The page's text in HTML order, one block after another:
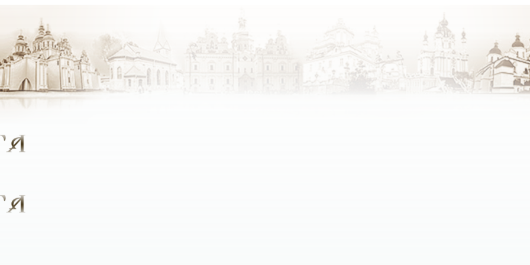
стали ближче до Бога, який був би цікавим людям різних конфесій.